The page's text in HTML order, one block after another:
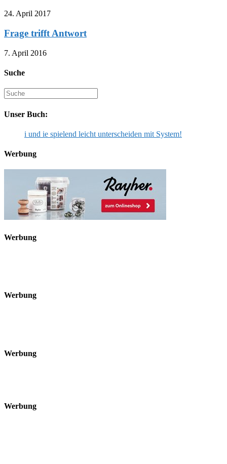
24. April 2017
Frage trifft Antwort
7. April 2016
Suche
Suche
nach:
Unser Buch:
i und ie spielend leicht unterscheiden mit System!
Werbung
Werbung
Werbung
Werbung
Werbung